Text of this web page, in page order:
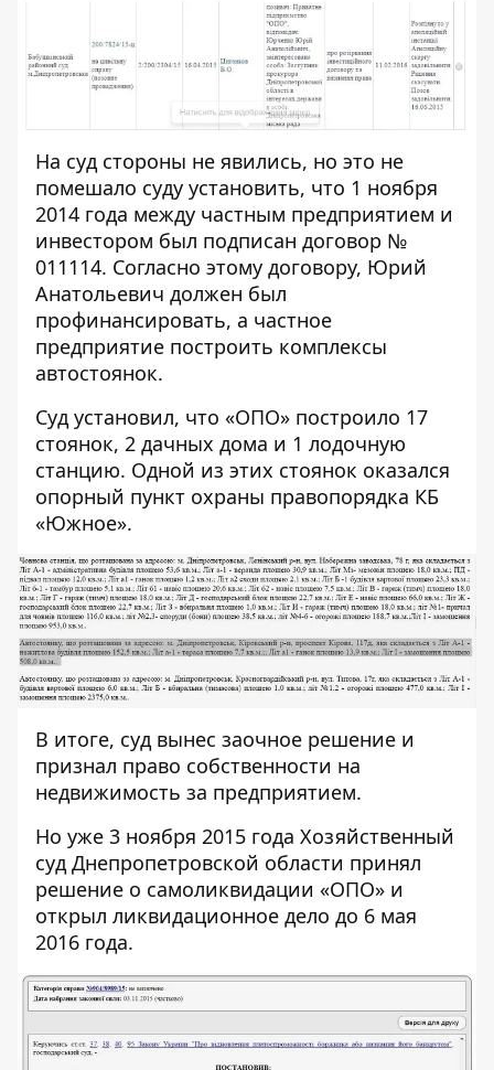
На суд стороны не явились, но это не
помешало суду установить, что 1 ноября
2014 года между частным предприятием и
инвестором был подписан договор №
011114. Согласно этому договору, Юрий
Анатольевич должен был
профинансировать, а частное
предприятие построить комплексы
автостоянок.
Суд установил, что «ОПО» построило 17
стоянок, 2 дачных дома и 1 лодочную
станцию. Одной из этих стоянок оказался
опорный пункт охраны правопорядка КБ
«Южное».
В итоге, суд вынес заочное решение и
признал право собственности на
недвижимость за предприятием.
Но уже 3 ноября 2015 года Хозяйственный
суд Днепропетровской области принял
решение о самоликвидации «ОПО» и
открыл ликвидационное дело до 6 мая
2016 года.